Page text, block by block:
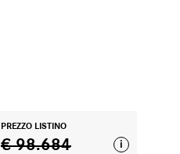
PREZZO LISTINO
€ 98.684 i